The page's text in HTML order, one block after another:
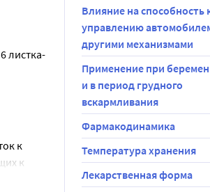
листка-
боль в
-
к
к
Влияние на способность
управлению
другими механизмами
Применение при
и в период грудного
вскармливания
Фармакодинамика
Температура хранения
Лекарственная форма